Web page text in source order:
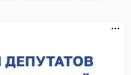
70-летие Дня строителя